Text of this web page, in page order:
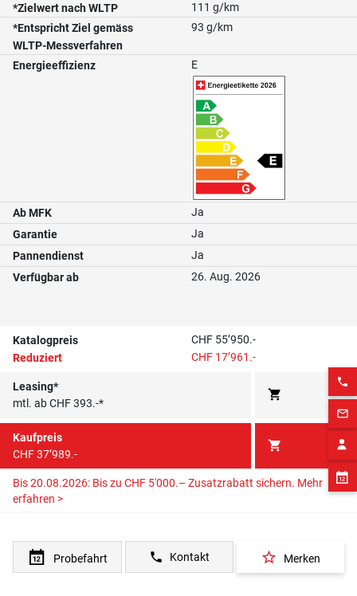
phone
mail_outline
*Zielwert nach WLTP
111 g/km
*Entspricht Ziel gemäss
WLTP-Messverfahren
93 g/km
Energieeffizienz E
Ab MFK
Ja
Garantie
Ja
Pannendienst
Ja
Verfügbar ab
26. Aug. 2026
Katalogpreis
CHF 55’950.-
Reduziert
CHF 17’961.-
Leasing*
mtl. ab CHF 393.-*
shopping_cart
Kaufpreis
CHF 37’989.-
shopping_cart
Bis 20.08.2026: Bis zu CHF 5'000.– Zusatzrabatt sichern. Mehr
erfahren >
Probefahrt phone Kontakt star_border Merken